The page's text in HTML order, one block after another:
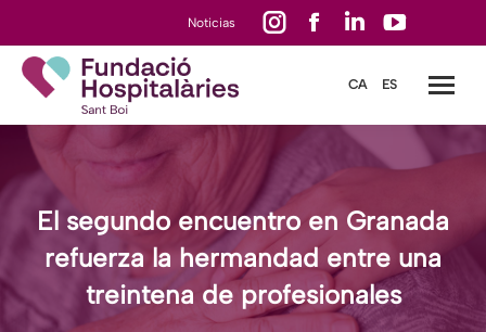
Noticias
Instagram
in
window
Facebook
opens
in
Linkedin
opens
in
new
opens
in
new
CA ES
El segundo encuentro en Granada
refuerza la hermandad entre una
treintena de profesionales